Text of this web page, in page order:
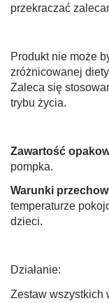
przekraczać
Produkt nie może
zróżnicowanej
Zaleca się
trybu życia.
Zawartość
pompka.
Warunki
temperaturze
dzieci.
Działanie:
Zestaw wszystkich